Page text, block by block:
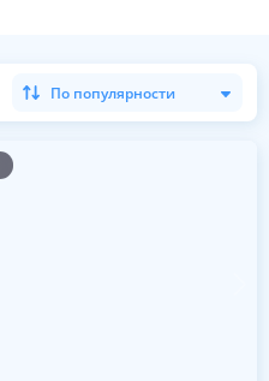
По популярности